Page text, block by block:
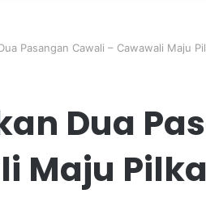
Pasangan Cawali – Cawawali Maju
Dua
Maju